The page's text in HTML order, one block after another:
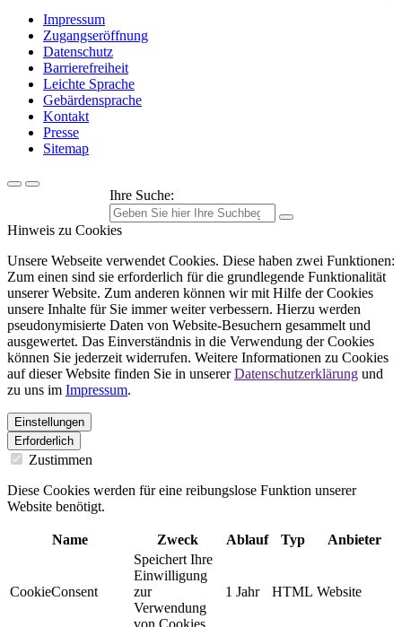
Impressum
Zugangseröffnung
Datenschutz
Barrierefreiheit
Leichte Sprache
Gebärdensprache
Kontakt
Presse
Sitemap
Ihre Suche:
Hinweis zu Cookies
Unsere Webseite verwendet Cookies. Diese haben zwei Funktionen:
Zum einen sind sie erforderlich für die grundlegende Funktionalität
unserer Website. Zum anderen können wir mit Hilfe der Cookies
unsere Inhalte für Sie immer weiter verbessern. Hierzu werden
pseudonymisierte Daten von Website-Besuchern gesammelt und
ausgewertet. Das Einverständnis in die Verwendung der Cookies
können Sie jederzeit widerrufen. Weitere Informationen zu Cookies
auf dieser Website finden Sie in unsererDatenschutzerklärung und
zu uns im Impressum.
Einstellungen
Erforderlich
Zustimmen
Diese Cookies werden für eine reibungslose Funktion unserer
Website benötigt.
Name Zweck Ablauf Typ Anbieter
CookieConsent
Speichert Ihre
Einwilligung
zur
Verwendung
von Cookies.
1 Jahr HTML Website